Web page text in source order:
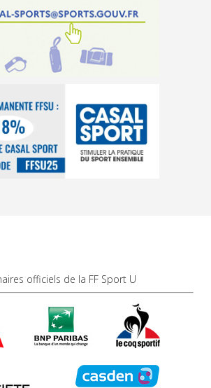
officiels de la FF Sport U